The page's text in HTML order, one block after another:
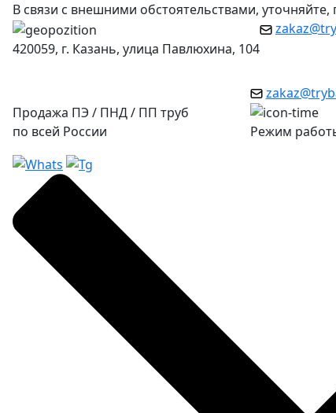
В связи с внешними обстоятельствами,
420059, г. Казань, улица Павлюхина, 104
Продажа ПЭ / ПНД / ПП труб
по всей России
Режим